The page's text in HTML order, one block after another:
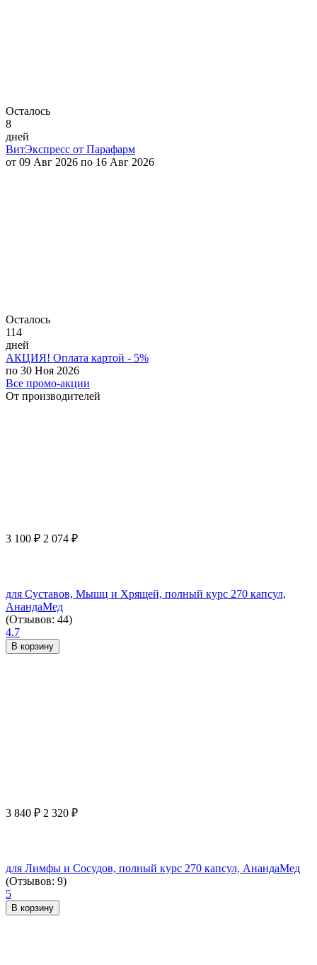
Осталось
8
дней
ВитЭкспресс от Парафарм
от 09 Авг 2026 по 16 Авг 2026
Осталось
114
дней
АКЦИЯ! Оплата картой - 5%
по 30 Ноя 2026
Все промо-акции
От производителей
3 100 ₽ 2 074 ₽
для Суставов, Мышц и Хрящей, полный курс 270 капсул,
АнандаМед
(Отзывов: 44)
4.7
В корзину
3 840 ₽ 2 320 ₽
для Лимфы и Сосудов, полный курс 270 капсул, АнандаМед
(Отзывов: 9)
5
В корзину